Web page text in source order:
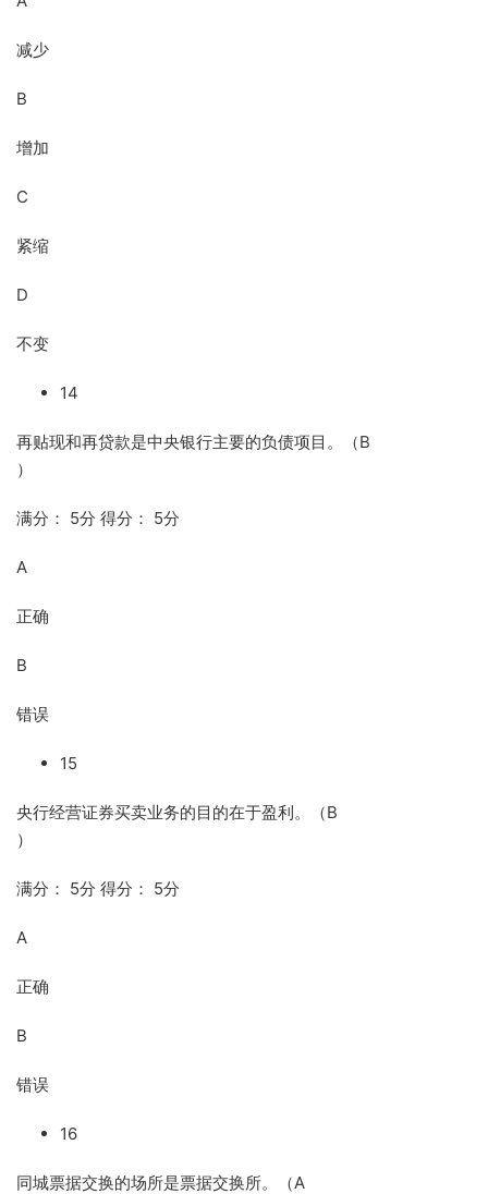
减少
B
增加
C
紧缩
D
不变
14
再贴现和再贷款是中央银行主要的负债项目。（B
）
满分： 5分 得分： 5分
A
正确
B
错误
15
央行经营证券买卖业务的目的在于盈利。（B
）
满分： 5分 得分： 5分
A
正确
B
错误
16
同城票据交换的场所是票据交换所。（A